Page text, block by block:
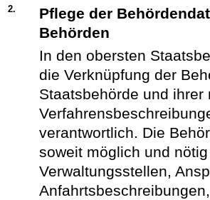
2.
Pflege der
Behörden
In den obersten
die Verknüpfung der
Staatsbehörde und
verantwortlich. Die
soweit möglich und
Verwaltungsstellen,